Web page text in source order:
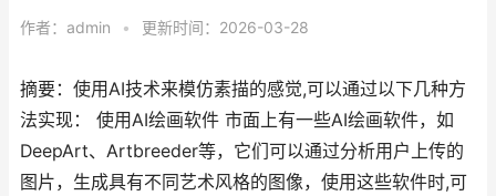
作者： admin • 更新时间：2026-03-28
摘要：使用AI技术来模仿素描的感觉,可以通过以下几种方
法实现： 使用AI绘画软件 市面上有一些AI绘画软件，如
DeepArt、Artbreeder等，它们可以通过分析用户上传的
图片，生成具有不同艺术风格的图像，使用这些软件时,可